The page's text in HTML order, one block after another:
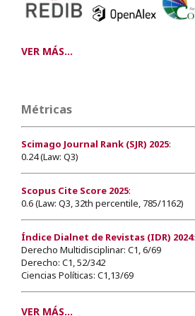
VER MÁS...
Métricas
Scimago Journal Rank (SJR) 2025:
0.24 (Law: Q3)
Scopus Cite Score 2025:
0.6 (Law: Q3, 32th percentile, 785/1162)
Índice Dialnet de Revistas (IDR) 2024:
Derecho Multidisciplinar: C1, 6/69
Derecho: C1, 52/342
Ciencias Políticas: C1,13/69
VER MÁS...